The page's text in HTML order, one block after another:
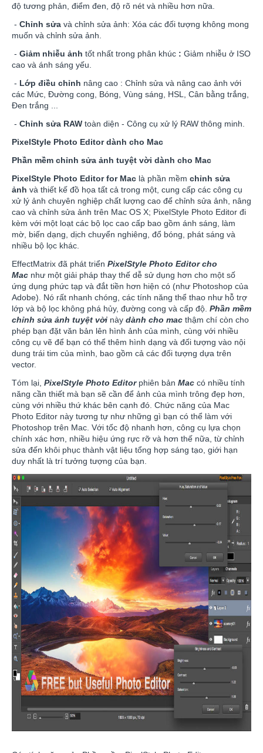
độ tương phản, điểm đen, độ rõ nét và nhiều hơn nữa.
- Chỉnh sửa và chỉnh sửa ảnh: Xóa các đối tượng không mong
muốn và chỉnh sửa ảnh.
- Giảm nhiễu ảnh tốt nhất trong phân khúc : Giảm nhiễu ở ISO
cao và ánh sáng yếu.
- Lớp điều chỉnh nâng cao : Chỉnh sửa và nâng cao ảnh với
các Mức, Đường cong, Bóng, Vùng sáng, HSL, Cân bằng trắng,
Đen trắng ...
- Chỉnh sửa RAW toàn diện - Công cụ xử lý RAW thông minh.
PixelStyle Photo Editor dành cho Mac
Phần mềm chỉnh sửa ảnh tuyệt vời dành cho Mac
PixelStyle Photo Editor for Mac là phần mềm chỉnh sửa
ảnh và thiết kế đồ họa tất cả trong một, cung cấp các công cụ
xử lý ảnh chuyên nghiệp chất lượng cao để chỉnh sửa ảnh, nâng
cao và chỉnh sửa ảnh trên Mac OS X; PixelStyle Photo Editor đi
kèm với một loạt các bộ lọc cao cấp bao gồm ánh sáng, làm
mờ, biến dạng, dịch chuyển nghiêng, đổ bóng, phát sáng và
nhiều bộ lọc khác.
EffectMatrix đã phát triển PixelStyle Photo Editor cho
Mac như một giải pháp thay thế dễ sử dụng hơn cho một số
ứng dụng phức tạp và đắt tiền hơn hiện có (như Photoshop của
Adobe). Nó rất nhanh chóng, các tính năng thể thao như hỗ trợ
lớp và bộ lọc không phá hủy, đường cong và cấp độ. Phần mềm
chỉnh sửa ảnh tuyệt vời này dành cho mac thậm chí còn cho
phép bạn đặt văn bản lên hình ảnh của mình, cùng với nhiều
công cụ vẽ để bạn có thể thêm hình dạng và đối tượng vào nội
dung trái tim của mình, bao gồm cả các đối tượng dựa trên
vector.
Tóm lại, PixelStyle Photo Editorphiên bản Mac có nhiều tính
năng cần thiết mà bạn sẽ cần để ảnh của mình trông đẹp hơn,
cùng với nhiều thứ khác bên cạnh đó. Chức năng của Mac
Photo Editor này tương tự như những gì bạn có thể làm với
Photoshop trên Mac. Với tốc độ nhanh hơn, công cụ lựa chọn
chính xác hơn, nhiều hiệu ứng rực rỡ và hơn thế nữa, từ chỉnh
sửa đến khôi phục thành vật liệu tổng hợp sáng tạo, giới hạn
duy nhất là trí tưởng tượng của bạn.